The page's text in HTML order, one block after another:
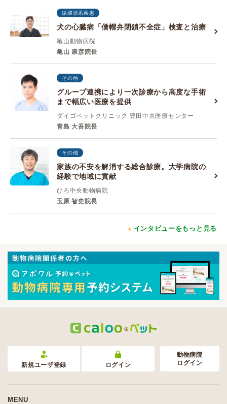
循環器系疾患
犬の心臓病「僧帽弁閉鎖不全症」検査と治療
亀山動物病院
亀山 康彦院長
その他
グループ連携により一次診療から高度な手術
まで幅広い医療を提供
ダイゴペットクリニック 豊田中央医療センター
青島 大吾院長
その他
家族の不安を解消する総合診療。大学病院の
経験で地域に貢献
ひろ中央動物病院
玉原 智史院長
インタビューをもっと見る
新規ユーザ登録 ログイン
動物病院
ログイン
MENU